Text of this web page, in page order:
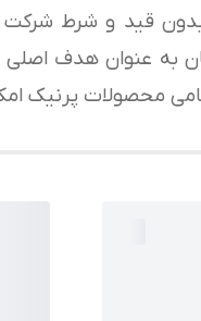
و بدون قید و شرط
به عنوان هدف
محصولات پرنیک